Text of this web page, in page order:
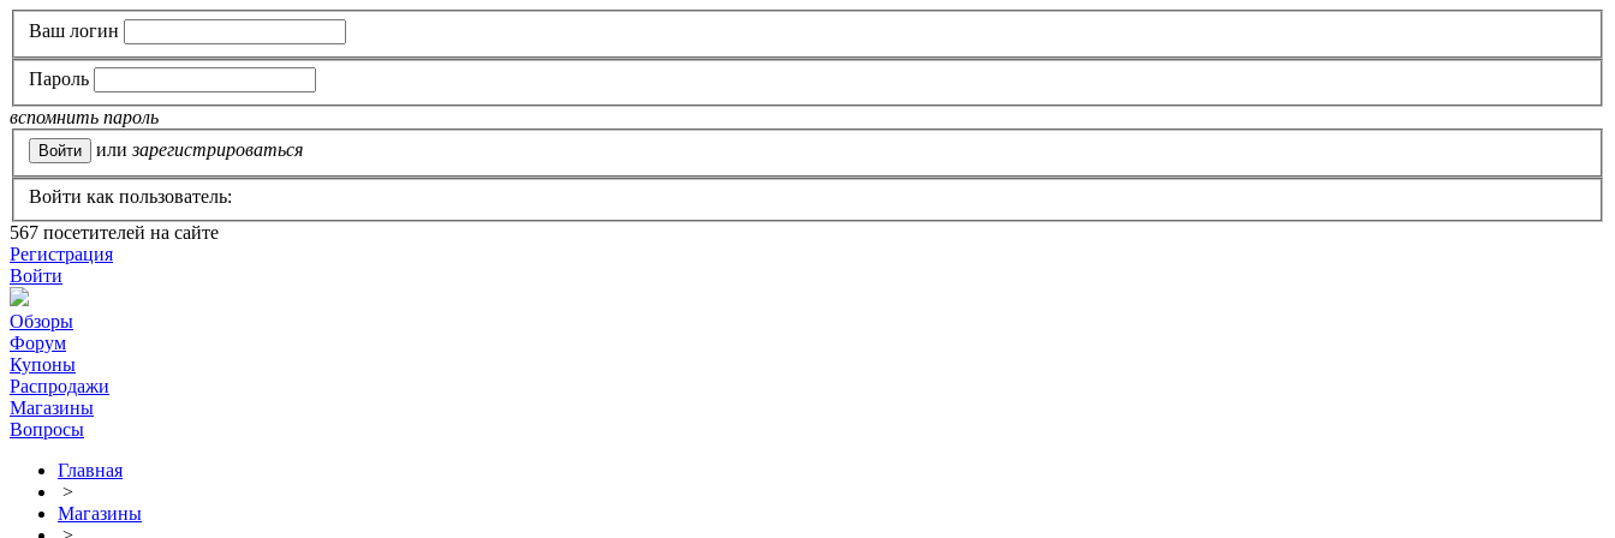
Ваш логин
Пароль
вспомнить пароль
или зарегистрироваться
Войти как пользователь:
567 посетителей на сайте
Регистрация
Войти
Обзоры
Форум
Купоны
Распродажи
Магазины
Вопросы
Главная
>
Магазины